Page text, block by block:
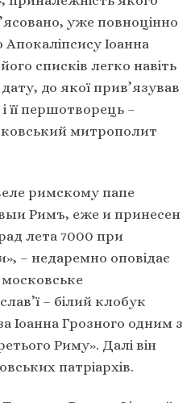
уже повноцінно
Іоанна
списків легко навіть
до якої прив’язував
її першотворець –
митрополит
римскому папе
Римъ, еже и принесен
лета 7000 при
– недаремно оповідає
– білий клобук
Іоанна Грозного одним з
Риму». Далі він
патріархів.